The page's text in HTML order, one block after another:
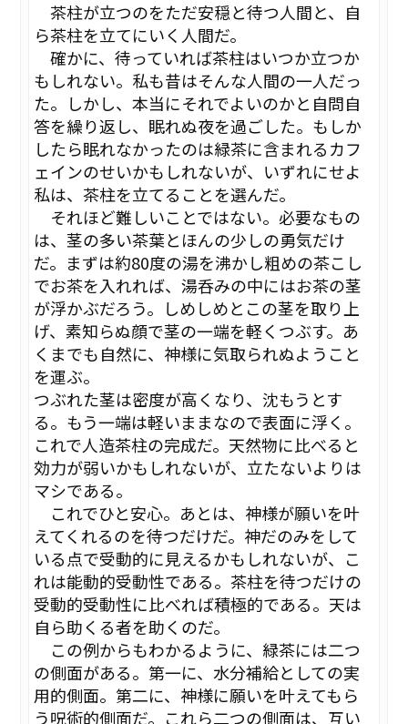
茶柱が立つのをただ安穏と待つ人間と、自
ら茶柱を立てにいく人間だ。
確かに、待っていれば茶柱はいつか立つか
もしれない。私も昔はそんな人間の一人だっ
た。しかし、本当にそれでよいのかと自問自
答を繰り返し、眠れぬ夜を過ごした。もしか
したら眠れなかったのは緑茶に含まれるカフ
ェインのせいかもしれないが、いずれにせよ
私は、茶柱を立てることを選んだ。
それほど難しいことではない。必要なもの
は、茎の多い茶葉とほんの少しの勇気だけ
だ。まずは約80度の湯を沸かし粗めの茶こし
でお茶を入れれば、湯呑みの中にはお茶の茎
が浮かぶだろう。しめしめとこの茎を取り上
げ、素知らぬ顔で茎の一端を軽くつぶす。あ
くまでも自然に、神様に気取られぬようこと
を運ぶ。
つぶれた茎は密度が高くなり、沈もうとす
る。もう一端は軽いままなので表面に浮く。
これで人造茶柱の完成だ。天然物に比べると
効力が弱いかもしれないが、立たないよりは
マシである。
これでひと安心。あとは、神様が願いを叶
えてくれるのを待つだけだ。神だのみをして
いる点で受動的に見えるかもしれないが、こ
れは能動的受動性である。茶柱を待つだけの
受動的受動性に比べれば積極的である。天は
自ら助くる者を助くのだ。
この例からもわかるように、緑茶には二つ
の側面がある。第一に、水分補給としての実
用的側面。第二に、神様に願いを叶えてもら
う呪術的側面だ。これら二つの側面は、互い